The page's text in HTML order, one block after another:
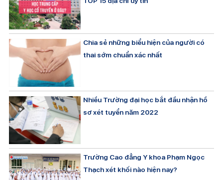
Chia sẻ những biểu hiện của người có
thai sớm chuẩn xác nhất
Nhiều Trường đại học bắt đầu nhận hồ
sơ xét tuyển năm 2022
Trường Cao đẳng Y khoa Phạm Ngọc
Thạch xét khối nào hiện nay?